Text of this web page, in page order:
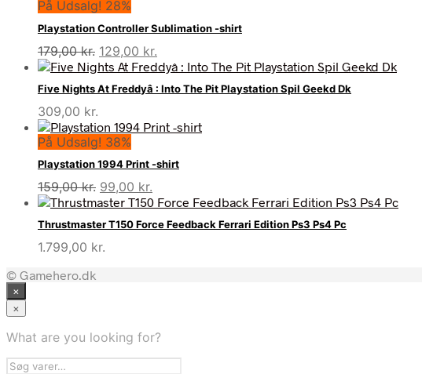
På Udsalg! 28%
Playstation Controller Sublimation -shirt
179,00kr. Den
oprindelige
pris
var:
129,00 kr.
aktuelle
pris
er:
Five Nights At Freddyâ : Into The Pit Playstation Spil Geekd Dk
309,00 kr.
På Udsalg! 38%
Playstation 1994 Print -shirt
159,00kr. Den
oprindelige
pris
var:
159,00 kr..
99,00 kr.
aktuelle
pris
er:
Thrustmaster T150 Force Feedback Ferrari Edition Ps3 Ps4 Pc
1.799,00 kr.
© Gamehero.dk
×
×
What are you looking for?